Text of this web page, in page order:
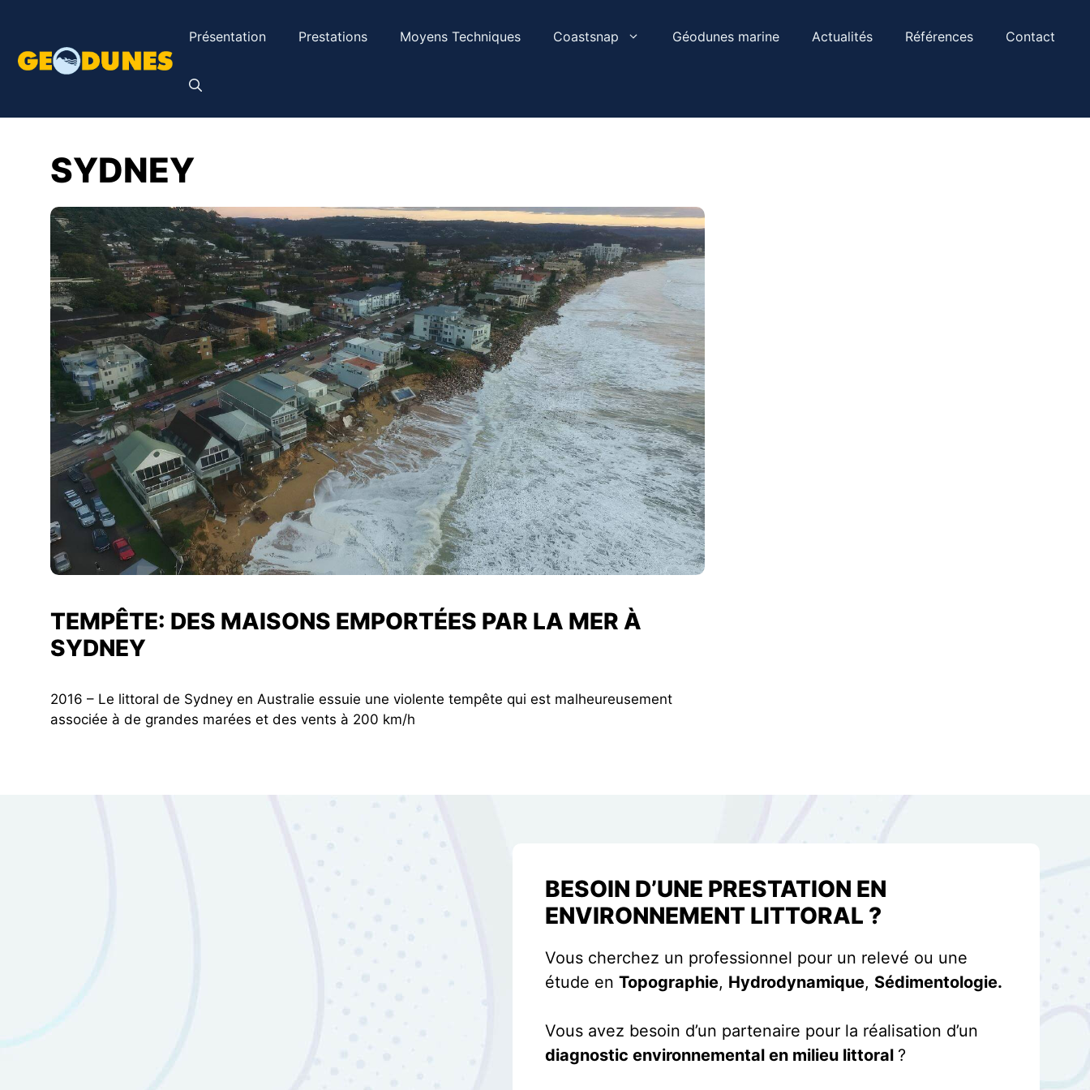
contenu
Présentation Prestations Moyens Techniques Coastsnap Géodunes marine Actualités Références Contact
SYDNEY
TEMPÊTE: DES MAISONS EMPORTÉES PAR LA MER À
SYDNEY
2016 – Le littoral de Sydney en Australie essuie une violente tempête qui est malheureusement
associée à de grandes marées et des vents à 200 km/h
BESOIN D’UNE PRESTATION EN
ENVIRONNEMENT LITTORAL ?
Vous cherchez un professionnel pour un relevé ou une
étude en Topographie, Hydrodynamique, Sédimentologie.
Vous avez besoin d’un partenaire pour la réalisation d’un
diagnostic environnemental en milieu littoral ?